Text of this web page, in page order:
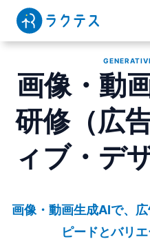
画像・動
研修（広
ィブ・デ
画像・動画生成AIで、
ピードとバリ